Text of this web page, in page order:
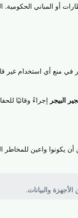
أو المباني
في منع أي استخدام غير
البيجر إجراءً وقائيًا
يكونوا واعين للمخاطر
الأجهزة والبيانات.